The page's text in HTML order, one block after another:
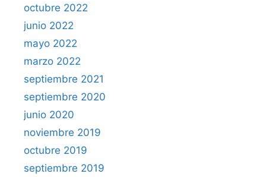
octubre 2022
junio 2022
mayo 2022
marzo 2022
septiembre 2021
septiembre 2020
junio 2020
noviembre 2019
octubre 2019
septiembre 2019